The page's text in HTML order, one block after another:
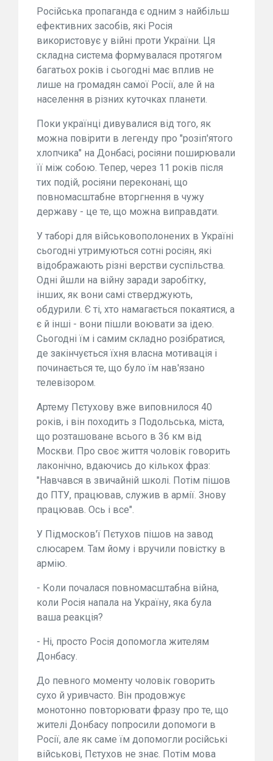
Російська пропаганда є одним з найбільш
ефективних засобів, які Росія
використовує у війні проти України. Ця
складна система формувалася протягом
багатьох років і сьогодні має вплив не
лише на громадян самої Росії, але й на
населення в різних куточках планети.
Поки українці дивувалися від того, як
можна повірити в легенду про "розіп'ятого
хлопчика" на Донбасі, росіяни поширювали
її між собою. Тепер, через 11 років після
тих подій, росіяни переконані, що
повномасштабне вторгнення в чужу
державу - це те, що можна виправдати.
У таборі для військовополонених в Україні
сьогодні утримуються сотні росіян, які
відображають різні верстви суспільства.
Одні йшли на війну заради заробітку,
інших, як вони самі стверджують,
обдурили. Є ті, хто намагається покаятися, а
є й інші - вони пішли воювати за ідею.
Сьогодні їм і самим складно розібратися,
де закінчується їхня власна мотивація і
починається те, що було їм нав'язано
телевізором.
Артему Пєтухову вже виповнилося 40
років, і він походить з Подольська, міста,
що розташоване всього в 36 км від
Москви. Про своє життя чоловік говорить
лаконічно, вдаючись до кількох фраз:
"Навчався в звичайній школі. Потім пішов
до ПТУ, працював, служив в армії. Знову
працював. Ось і все".
У Підмосков'ї Пєтухов пішов на завод
слюсарем. Там йому і вручили повістку в
армію.
- Коли почалася повномасштабна війна,
коли Росія напала на Україну, яка була
ваша реакція?
- Ні, просто Росія допомогла жителям
Донбасу.
До певного моменту чоловік говорить
сухо й уривчасто. Він продовжує
монотонно повторювати фразу про те, що
жителі Донбасу попросили допомоги в
Росії, але як саме їм допомогли російські
військові, Пєтухов не знає. Потім мова